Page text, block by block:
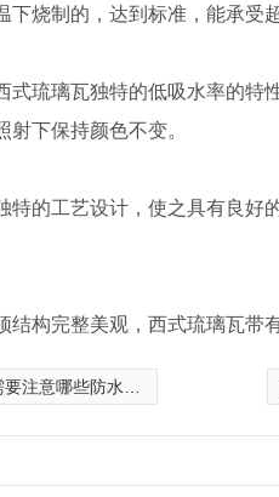
烧制的，达到标准，能承受
式琉璃瓦独特的低吸水率的
下保持颜色不变。
特的工艺设计，使之具有良好
结构完整美观，西式琉璃瓦带
意哪些防水细节